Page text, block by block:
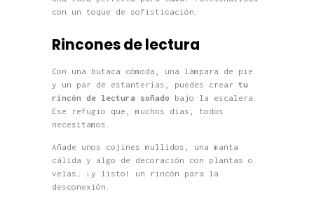
con un toque de sofisticación.
Rincones de lectura
Con una butaca cómoda, una lámpara de pie
y un par de estanterías, puedes crear tu
rincón de lectura soñado bajo la escalera.
Ese refugio que, muchos días, todos
necesitamos.
Añade unos cojines mullidos, una manta
cálida y algo de decoración con plantas o
velas… ¡y listo! un rincón para la
desconexión.